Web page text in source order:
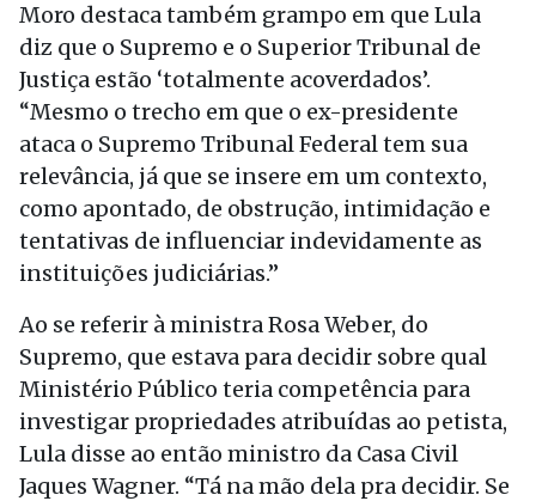
Moro destaca também grampo em que Lula
diz que o Supremo e o Superior Tribunal de
Justiça estão ‘totalmente acoverdados’.
“Mesmo o trecho em que o ex-presidente
ataca o Supremo Tribunal Federal tem sua
relevância, já que se insere em um contexto,
como apontado, de obstrução, intimidação e
tentativas de influenciar indevidamente as
instituições judiciárias.”
Ao se referir à ministra Rosa Weber, do
Supremo, que estava para decidir sobre qual
Ministério Público teria competência para
investigar propriedades atribuídas ao petista,
Lula disse ao então ministro da Casa Civil
Jaques Wagner. “Tá na mão dela pra decidir. Se